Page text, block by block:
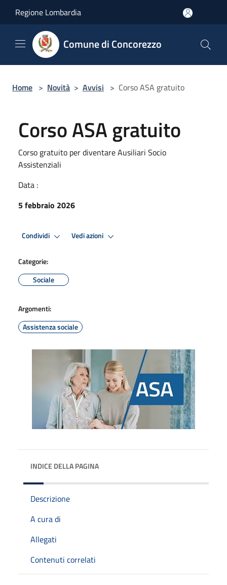
Regione Lombardia
Comune di Concorezzo
Home > Novità > Avvisi > Corso ASA gratuito
Corso ASA gratuito
Corso gratuito per diventare Ausiliari Socio
Assistenziali
Data :
5 febbraio 2026
Condividi Vedi azioni
Categorie:
Sociale
Argomenti:
Assistenza sociale
INDICE DELLA PAGINA
Descrizione
A cura di
Allegati
Contenuti correlati